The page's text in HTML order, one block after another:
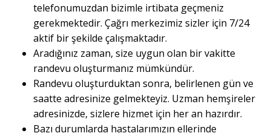
telefonumuzdan bizimle irtibata geçmeniz
gerekmektedir. Çağrı merkezimiz sizler için 7/24
aktif bir şekilde çalışmaktadır.
Aradığınız zaman, size uygun olan bir vakitte
randevu oluşturmanız mümkündür.
Randevu oluşturduktan sonra, belirlenen gün ve
saatte adresinize gelmekteyiz. Uzman hemşireler
adresinizde, sizlere hizmet için her an hazırdır.
Bazı durumlarda hastalarımızın ellerinde